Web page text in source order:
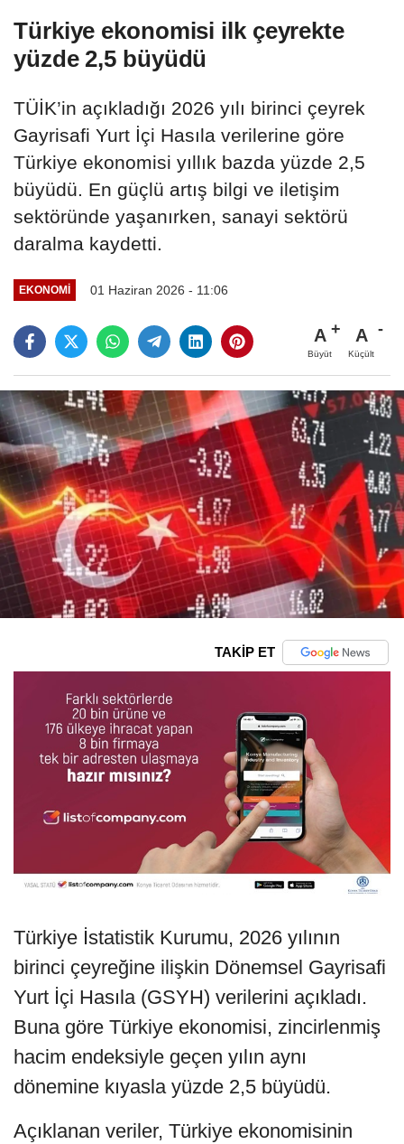
Türkiye ekonomisi ilk çeyrekte
yüzde 2,5 büyüdü
TÜİK’in açıkladığı 2026 yılı birinci çeyrek
Gayrisafi Yurt İçi Hasıla verilerine göre
Türkiye ekonomisi yıllık bazda yüzde 2,5
büyüdü. En güçlü artış bilgi ve iletişim
sektöründe yaşanırken, sanayi sektörü
daralma kaydetti.
EKONOMI 01 Haziran 2026 - 11:06
A
Büyüt
A
Küçült
TAKİP ET
Türkiye İstatistik Kurumu, 2026 yılının
birinci çeyreğine ilişkin Dönemsel Gayrisafi
Yurt İçi Hasıla (GSYH) verilerini açıkladı.
Buna göre Türkiye ekonomisi, zincirlenmiş
hacim endeksiyle geçen yılın aynı
dönemine kıyasla yüzde 2,5 büyüdü.
Açıklanan veriler, Türkiye ekonomisinin